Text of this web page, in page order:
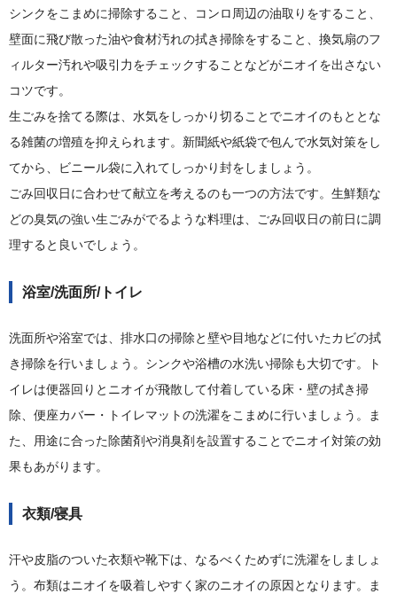
シンクをこまめに掃除すること、コンロ周辺の油取りをすること、
壁面に飛び散った油や食材汚れの拭き掃除をすること、換気扇のフ
ィルター汚れや吸引力をチェックすることなどがニオイを出さない
コツです。
生ごみを捨てる際は、水気をしっかり切ることでニオイのもととな
る雑菌の増殖を抑えられます。新聞紙や紙袋で包んで水気対策をし
てから、ビニール袋に入れてしっかり封をしましょう。
ごみ回収日に合わせて献立を考えるのも一つの方法です。生鮮類な
どの臭気の強い生ごみがでるような料理は、ごみ回収日の前日に調
理すると良いでしょう。
浴室/洗面所/トイレ
洗面所や浴室では、排水口の掃除と壁や目地などに付いたカビの拭
き掃除を行いましょう。シンクや浴槽の水洗い掃除も大切です。ト
イレは便器回りとニオイが飛散して付着している床・壁の拭き掃
除、便座カバー・トイレマットの洗濯をこまめに行いましょう。ま
た、用途に合った除菌剤や消臭剤を設置することでニオイ対策の効
果もあがります。
衣類/寝具
汗や皮脂のついた衣類や靴下は、なるべくためずに洗濯をしましょ
う。布類はニオイを吸着しやすく家のニオイの原因となります。ま